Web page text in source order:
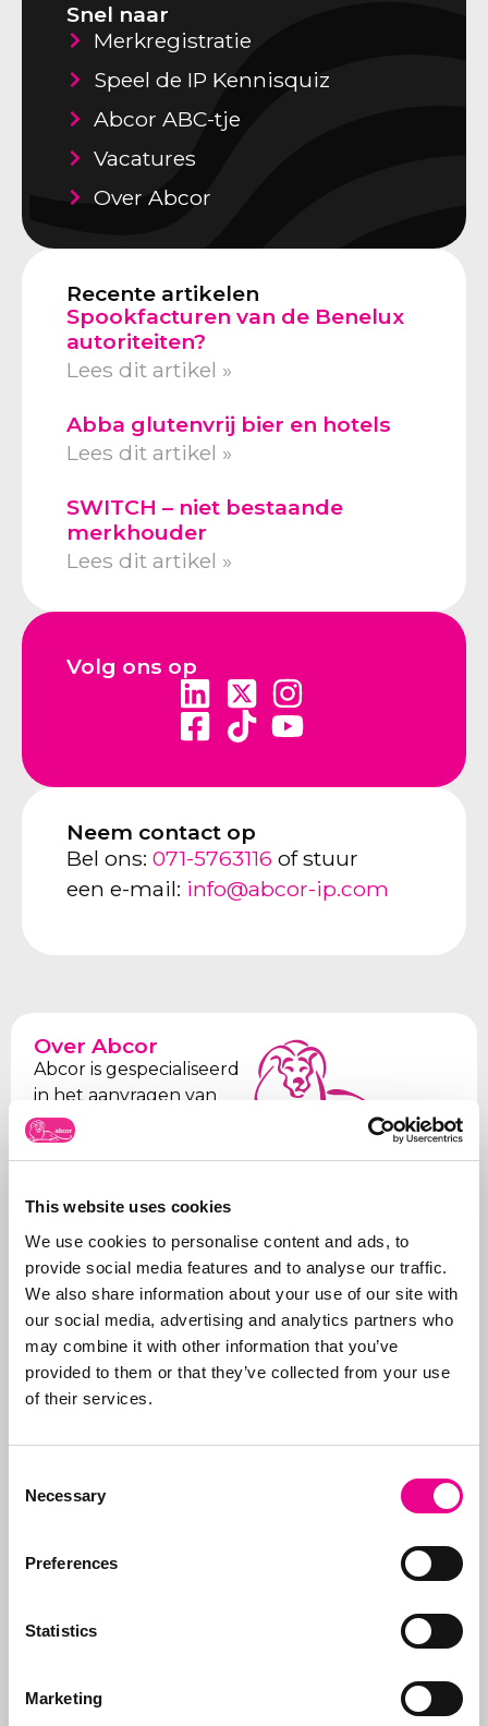
This website uses cookies
We use cookies to personalise content and ads, to
provide social media features and to analyse our traffic.
We also share information about your use of our site with
our social media, advertising and analytics partners who
may combine it with other information that you’ve
provided to them or that they’ve collected from your use
of their services.
Selection
Necessary
Preferences
Statistics
Marketing
Snel naar
Merkregistratie
Speel de IP Kennisquiz
Abcor ABC-tje
Vacatures
Over Abcor
Recente artikelen
Spookfacturen van de Benelux
autoriteiten?
Lees dit artikel »
Abba glutenvrij bier en hotels
Lees dit artikel »
SWITCH – niet bestaande
merkhouder
Lees dit artikel »
Volg ons op
Neem contact op
Bel ons: 071-5763116 of stuur
een e-mail: info@abcor-ip.com
Over Abcor
Abcor is gespecialiseerd
in het aanvragen van
merken- en
modelrechten
wereldwijd voor zowel
internationale
bedrijven, maar vaak
start alles met een
eerste Benelux
aanvraag. Doel is de
klant te ontzorgen en
daarom verzorgen we
vragen en hoe tot aan
Naast het aanvragen
voor onze klanten. Wij
vernieuwd, dat de
Meer over